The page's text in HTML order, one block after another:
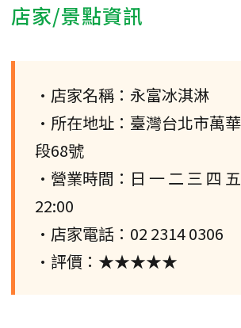
店家/景點資訊
•店家名稱：永富冰淇淋
•所在地址：臺灣台北市萬
段68號
•營業時間：日 一 二 三 四
22:00
•店家電話：02 2314 0306
•評價：★★★★★